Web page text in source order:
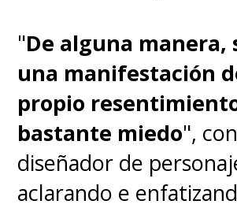
"De alguna manera,
una manifestación
propio
bastante miedo",
diseñador de
aclarando e